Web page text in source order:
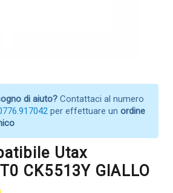
di aiuto? Contattaci al numero
per effettuare un ordine
Utax
CK5513Y GIALLO